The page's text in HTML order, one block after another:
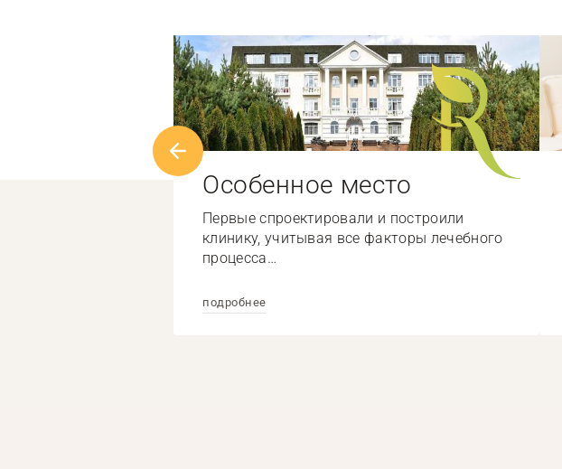
Особенное место
Первые спроектировали и построили
клинику, учитывая все факторы лечебного
процесса…
подробнее